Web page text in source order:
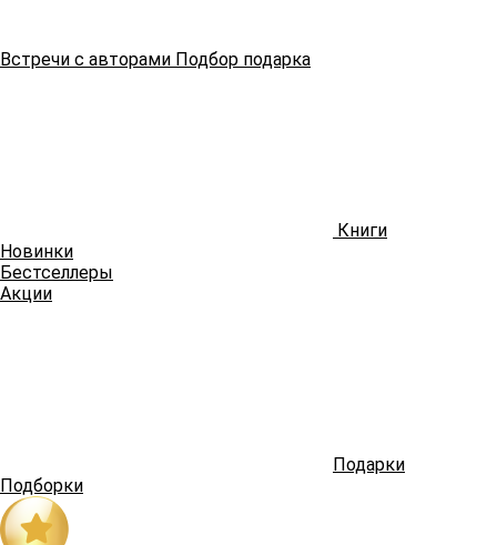
Встречи с авторами Подбор подарка
Книги
Новинки
Бестселлеры
Акции
Подарки
Подборки